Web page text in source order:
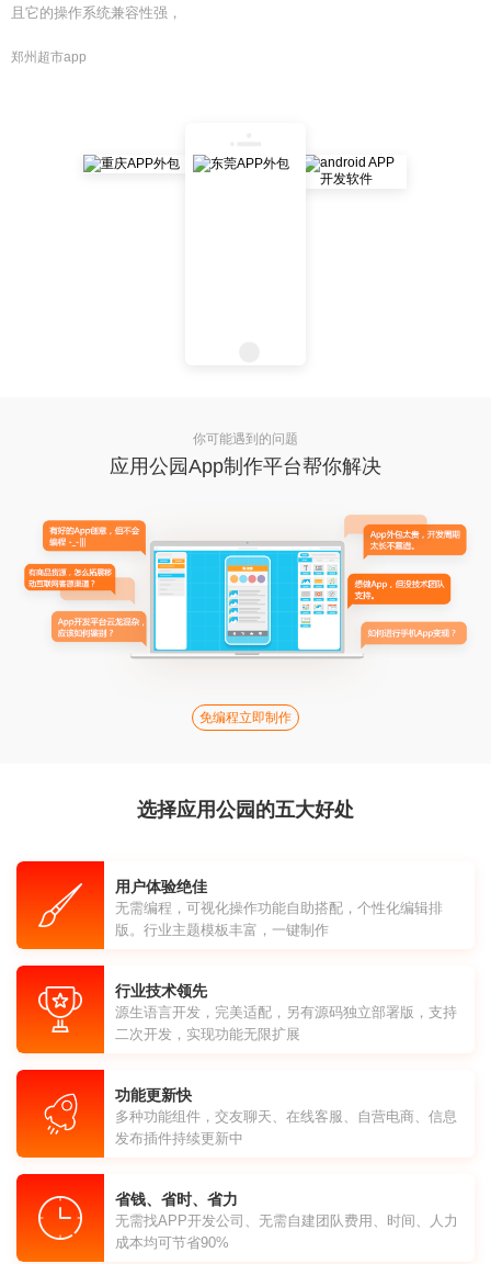
且它的操作系统兼容性强，
郑州超市app
你可能遇到的问题
应用公园App制作平台帮你解决
免编程立即制作
选择应用公园的五大好处
用户体验绝佳
无需编程，可视化操作功能自助搭配，个性化编辑排
版。行业主题模板丰富，一键制作
行业技术领先
源生语言开发，完美适配，另有源码独立部署版，支持
二次开发，实现功能无限扩展
功能更新快
多种功能组件，交友聊天、在线客服、自营电商、信息
发布插件持续更新中
省钱、省时、省力
无需找APP开发公司、无需自建团队费用、时间、人力
成本均可节省90%